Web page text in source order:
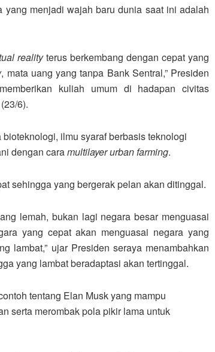
menjadi wajah baru dunia saat ini adalah
realityterus berkembang dengan cepat yang
, mata uang yang tanpa Bank Sentral,” Presiden
kuliah umum di hadapan civitas
6).
ilmu syaraf berbasis teknologi
dengan caramultilayer urban farming.
sehingga yang bergerak pelan akan ditinggal.
lemah, bukan lagi negara besar menguasai
yang cepat akan menguasai negara yang
lambat,” ujar Presiden seraya menambahkan
yang lambat beradaptasi akan tertinggal.
tentang Elan Musk yang mampu
serta merombak pola pikir lama untuk